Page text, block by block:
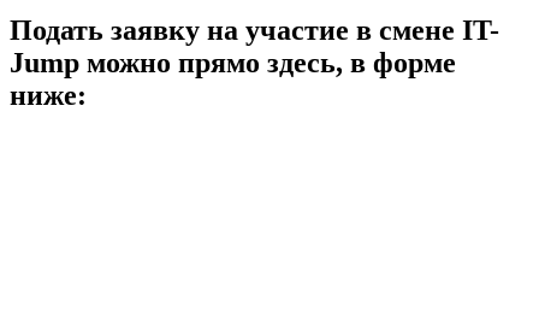
Подать заявку на участие в смене IT-
Jump можно прямо здесь, в форме
ниже: